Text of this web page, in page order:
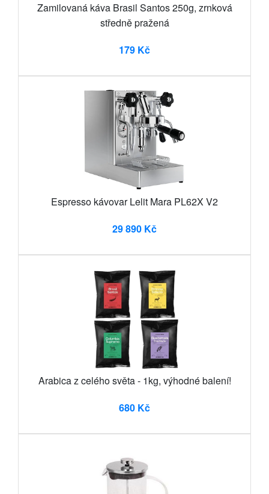
Zamilovaná káva Brasil Santos 250g, zrnková
středně pražená
179 Kč
Espresso kávovar Lelit Mara PL62X V2
29 890 Kč
Arabica z celého světa - 1kg, výhodné balení!
680 Kč